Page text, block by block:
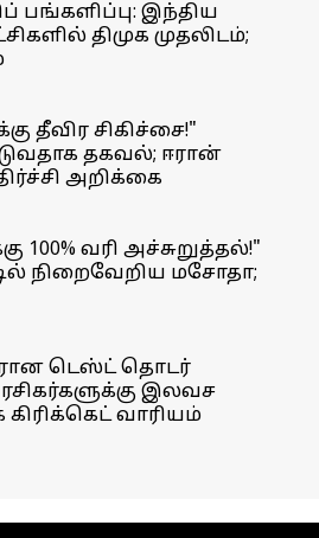
பங்களிப்பு: இந்திய
திமுக முதலிடம்;
தீவிர சிகிச்சை!"
தகவல்; ஈரான்
அறிக்கை
100% வரி அச்சுறுத்தல்!"
நிறைவேறிய மசோதா;
டெஸ்ட் தொடர்
இலவச
வாரியம்